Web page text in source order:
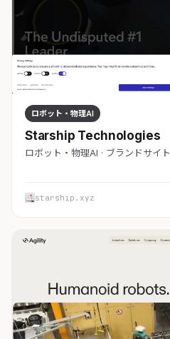
ロボット・物理AI
Starship Technologies
ロボット・物理AI · ブランドサイト
starship.xyz